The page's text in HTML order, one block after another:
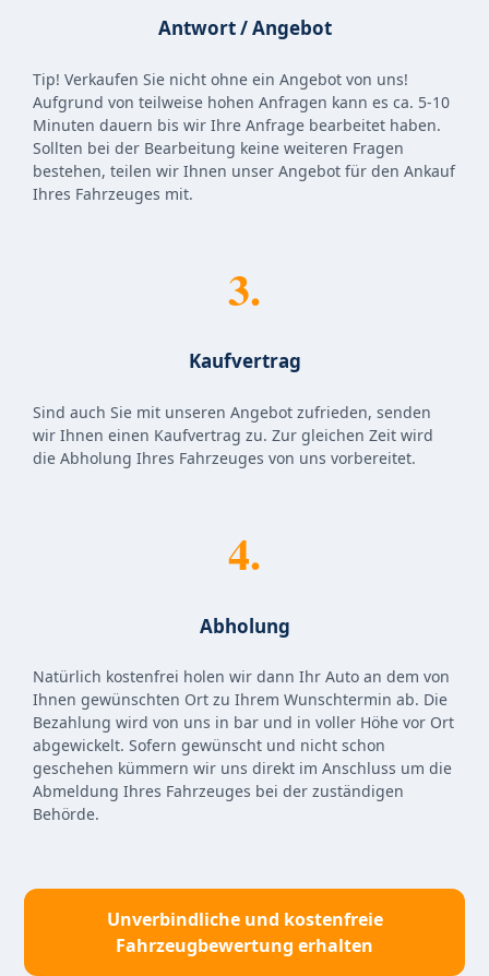
Antwort / Angebot
Tip! Verkaufen Sie nicht ohne ein Angebot von uns!
Aufgrund von teilweise hohen Anfragen kann es ca. 5-10
Minuten dauern bis wir Ihre Anfrage bearbeitet haben.
Sollten bei der Bearbeitung keine weiteren Fragen
bestehen, teilen wir Ihnen unser Angebot für den Ankauf
Ihres Fahrzeuges mit.
3.
Kaufvertrag
Sind auch Sie mit unseren Angebot zufrieden, senden
wir Ihnen einen Kaufvertrag zu. Zur gleichen Zeit wird
die Abholung Ihres Fahrzeuges von uns vorbereitet.
4.
Abholung
Natürlich kostenfrei holen wir dann Ihr Auto an dem von
Ihnen gewünschten Ort zu Ihrem Wunschtermin ab. Die
Bezahlung wird von uns in bar und in voller Höhe vor Ort
abgewickelt. Sofern gewünscht und nicht schon
geschehen kümmern wir uns direkt im Anschluss um die
Abmeldung Ihres Fahrzeuges bei der zuständigen
Behörde.
Unverbindliche und kostenfreie
Fahrzeugbewertung erhalten